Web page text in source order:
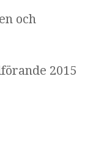
och
2015